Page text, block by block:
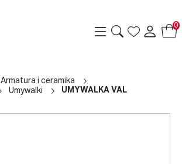
0
Armatura i ceramika
Umywalki UMYWALKA VAL